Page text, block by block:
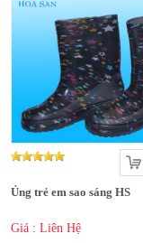
Ủng trẻ em sao sáng HS
Giá : Liên Hệ